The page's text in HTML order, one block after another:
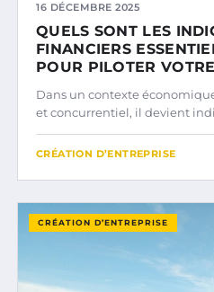
16 DÉCEMBRE 2025
QUELS SONT LES
FINANCIERS
POUR PILOTER
Dans un contexte
et concurrentiel, il devient
CRÉATION D’ENTREPRISE
CRÉATION D’ENTREPRISE